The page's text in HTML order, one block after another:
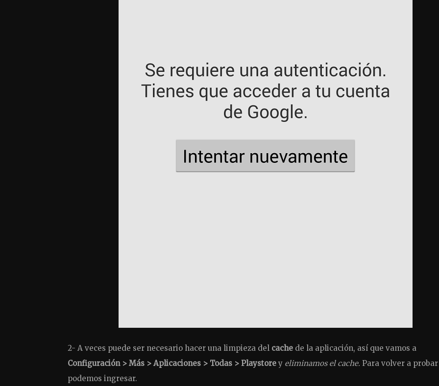
2- A veces puede ser necesario hacer una limpieza del cache de la aplicación, así que vamos a
Configuración > Más > Aplicaciones > Todas > Playstorey eliminamos el cache. Para volver a
podemos ingresar.